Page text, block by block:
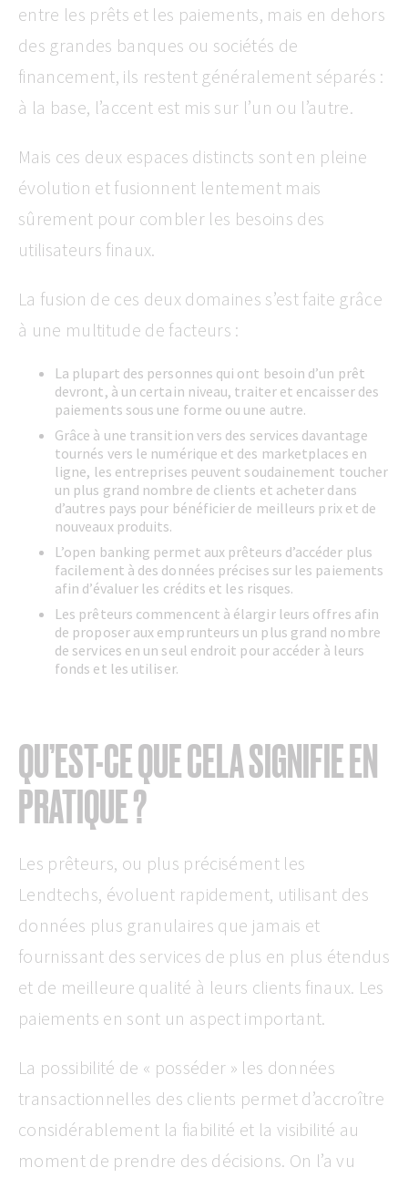
entre les prêts et les paiements, mais en dehors
des grandes banques ou sociétés de
financement, ils restent généralement séparés :
à la base, l’accent est mis sur l’un ou l’autre.
Mais ces deux espaces distincts sont en pleine
évolution et fusionnent lentement mais
sûrement pour combler les besoins des
utilisateurs finaux.
La fusion de ces deux domaines s’est faite grâce
à une multitude de facteurs :
La plupart des personnes qui ont besoin d’un prêt
devront, à un certain niveau, traiter et encaisser des
paiements sous une forme ou une autre.
Grâce à une transition vers des services davantage
tournés vers le numérique et des marketplaces en
ligne, les entreprises peuvent soudainement toucher
un plus grand nombre de clients et acheter dans
d’autres pays pour bénéficier de meilleurs prix et de
nouveaux produits.
L’open banking permet aux prêteurs d’accéder plus
facilement à des données précises sur les paiements
afin d’évaluer les crédits et les risques.
Les prêteurs commencent à élargir leurs offres afin
de proposer aux emprunteurs un plus grand nombre
de services en un seul endroit pour accéder à leurs
fonds et les utiliser.
QU’EST-CE QUE CELA SIGNIFIE EN
PRATIQUE ?
Les prêteurs, ou plus précisément les
Lendtechs, évoluent rapidement, utilisant des
données plus granulaires que jamais et
fournissant des services de plus en plus étendus
et de meilleure qualité à leurs clients finaux. Les
paiements en sont un aspect important.
La possibilité de « posséder » les données
transactionnelles des clients permet d’accroître
considérablement la fiabilité et la visibilité au
moment de prendre des décisions. On l’a vu